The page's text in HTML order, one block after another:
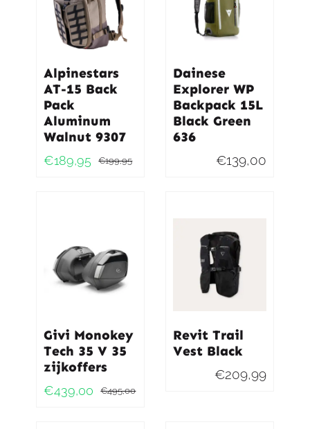
Alpinestars
AT-15 Back
Pack
Aluminum
Walnut 9307
€199,95
Oorspronkelijke
€189,95
Dainese
Explorer WP
Backpack 15L
Black Green
636
€139,00
Givi Monokey
Tech 35 V 35
zijkoffers
€495,00
€439,00
Revit Trail
Vest Black
€209,99